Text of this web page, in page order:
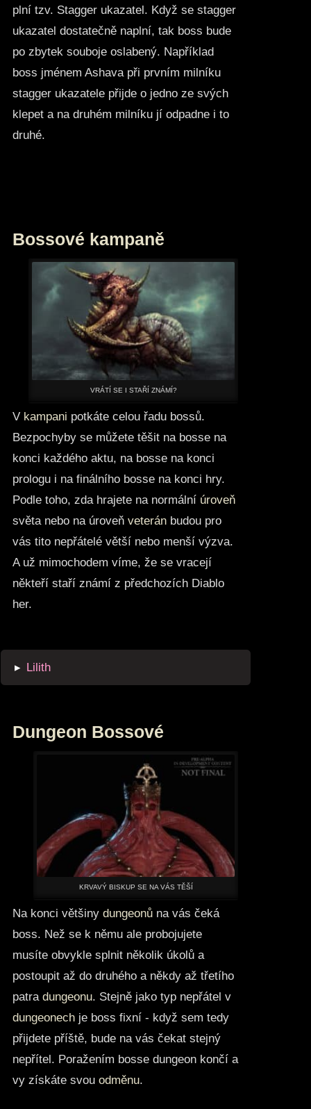
plní tzv. Stagger ukazatel. Když se stagger
ukazatel dostatečně naplní, tak boss bude
po zbytek souboje oslabený. Například
boss jménem Ashava při prvním milníku
stagger ukazatele přijde o jedno ze svých
klepet a na druhém milníku jí odpadne i to
druhé.
Bossové kampaně
VRÁTÍ SE I STAŘÍ ZNÁMÍ?
V kampani potkáte celou řadu bossů.
Bezpochyby se můžete těšit na bosse na
konci každého aktu, na bosse na konci
prologu i na finálního bosse na konci hry.
Podle toho, zda hrajete na normální úroveň
světa nebo na úroveň veteránbudou pro
vás tito nepřátelé větší nebo menší výzva.
A už mimochodem víme, že se vracejí
někteří staří známí z předchozích Diablo
her.
▸ Lilith
Dungeon Bossové
KRVAVÝ BISKUP SE NA VÁS TĚŠÍ
Na konci většiny dungeonůna vás čeká
boss. Než se k němu ale probojujete
musíte obvykle splnit několik úkolů a
postoupit až do druhého a někdy až třetího
patra dungeonu. Stejně jako typ nepřátel v
dungeonechje boss fixní - když sem tedy
přijdete příště, bude na vás čekat stejný
nepřítel. Poražením bosse dungeon končí a
vy získáte svou odměnu.